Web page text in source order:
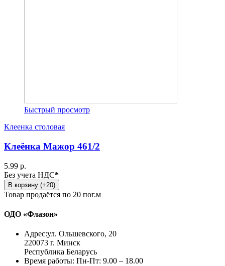
Быстрый просмотр
Клеенка столовая
Клеёнка Мажор 461/2
5.99 р.
Без учета НДС*
В корзину (+20)
Товар продаётся по 20 пог.м
ОДО «Флазон»
Адрес:ул. Ольшевского, 20
220073 г. Минск
Республика Беларусь
Время работы: Пн-Пт: 9.00 – 18.00